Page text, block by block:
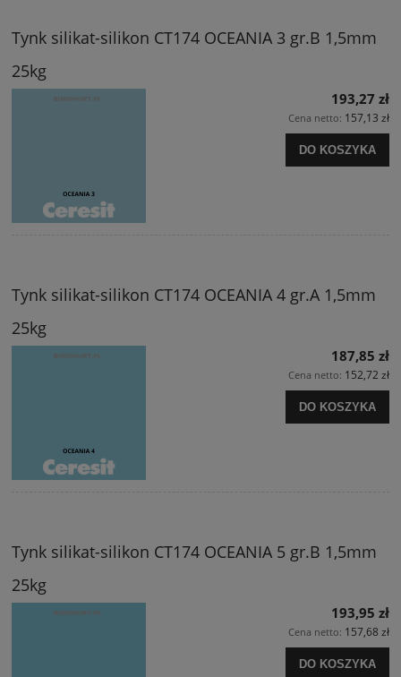
Tynk silikat-silikon CT174 OCEANIA 3 gr.B 1,5mm
25kg
193,27 zł
Cena netto: 157,13 zł
DO KOSZYKA
Tynk silikat-silikon CT174 OCEANIA 4 gr.A 1,5mm
25kg
187,85 zł
Cena netto: 152,72 zł
DO KOSZYKA
Tynk silikat-silikon CT174 OCEANIA 5 gr.B 1,5mm
25kg
193,95 zł
Cena netto: 157,68 zł
DO KOSZYKA